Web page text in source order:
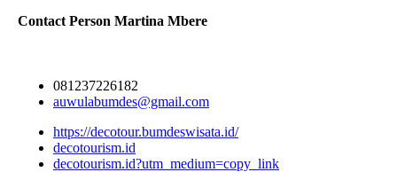
Contact Person Martina Mbere
081237226182
auwulabumdes@gmail.com
https://decotour.bumdeswisata.id/
decotourism.id
decotourism.id?utm_medium=copy_link